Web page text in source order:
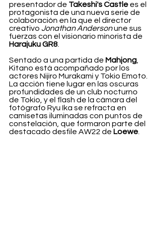
presentador de Takeshi's Castle es el
protagonista de una nueva serie de
colaboración en la que el director
creativo Jonathan Anderson une sus
fuerzas con el visionario minorista de
Harajuku GR8
Sentado a una partida de Mahjong
Kitano está acompañado por los
actores Nijiro Murakami y Tokio Emoto.
La acción tiene lugar en las oscuras
profundidades de un club nocturno
de Tokio, y el flash de la cámara del
fotógrafo Ryu Ika se refracta en
camisetas iluminadas con puntos de
constelación, que formaron parte del
destacado desfile AW22 de Loewe